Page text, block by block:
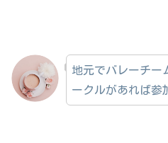
地元でバレーチー
ークルがあれば参